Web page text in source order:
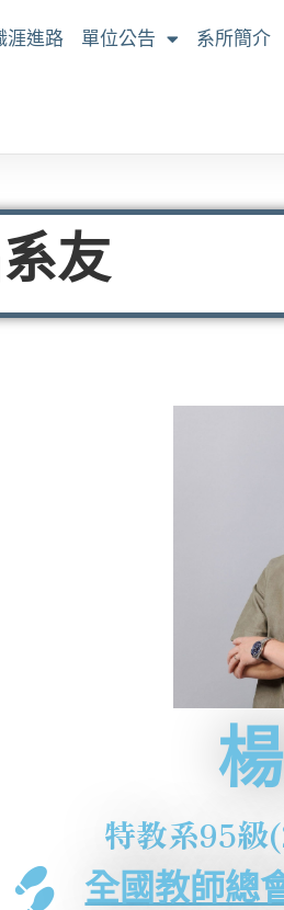
涯進路 單位公告 系所簡介
友
特教系95級
全國教師總